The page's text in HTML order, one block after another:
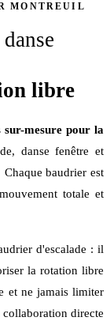
MONTREUIL
libre
sur-mesure pour la
danse fenêtre et
Chaque baudrier est
totale et
d'escalade : il
la rotation libre
et ne jamais limiter
directe